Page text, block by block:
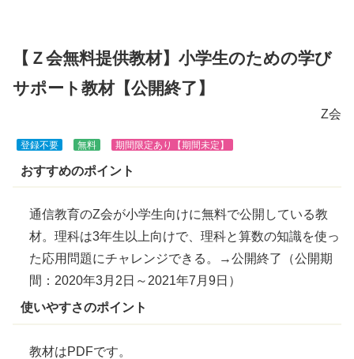
【Ｚ会無料提供教材】小学生のための学び
サポート教材【公開終了】
Z会
登録不要 無料 期間限定あり【期間未定】
おすすめのポイント
通信教育のZ会が小学生向けに無料で公開している教
材。理科は3年生以上向けで、理科と算数の知識を使っ
た応用問題にチャレンジできる。→公開終了（公開期
間：2020年3月2日～2021年7月9日）
使いやすさのポイント
教材はPDFです。